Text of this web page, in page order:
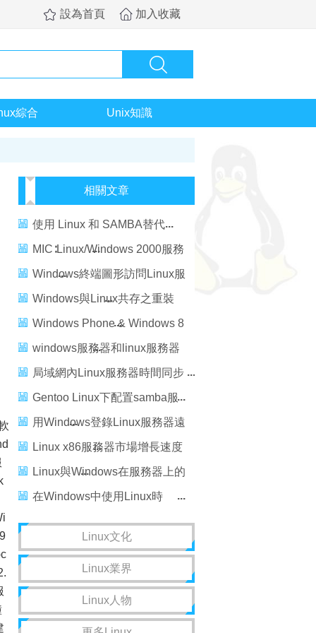
設為首頁 加入收藏
綜合 Unix知識
相關文章
使用 Linux 和 SAMBA替代
Windows NT/2000 服務器
MIC∶Linux/Windows 2000服務
器成長可期
Windows終端圖形訪問Linux服
務器
Windows與Linux共存之重裝
Windows過程
Windows Phone & Windows 8
Push Notification from
Windows Azure
windows服務器和linux服務器
ftp取數腳本
局域網內Linux服務器時間同步
Gentoo Linux下配置samba服
務器使Linux與Windows共享
用Windows登錄Linux服務器遠
程桌面
Linux x86服務器市場增長速度
超Windows
Linux與Windows在服務器上的
應用比較
在Windows中使用Linux時
Linux與Windows的資源交互
Linux文化
Linux業界
Linux人物